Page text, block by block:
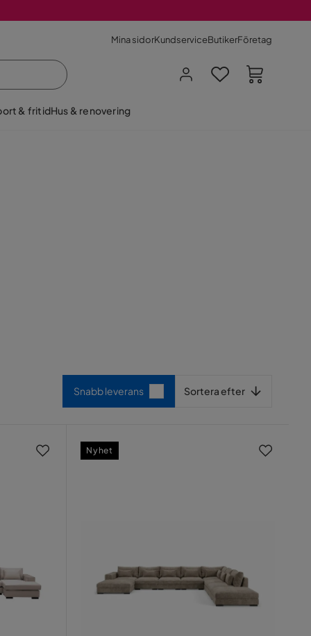
Mina sidorKundserviceButikerFöretag
& fritidHus & renovering
Snabb leverans Sortera efter
Nyhet